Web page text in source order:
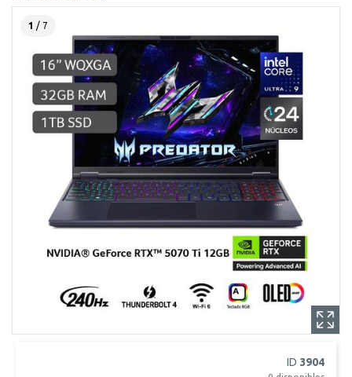
1 / 7
ID 3904